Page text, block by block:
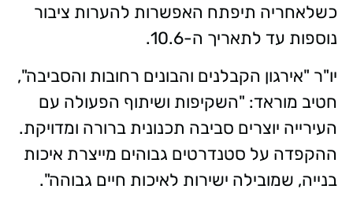
כשלאחריה תיפתח האפשרות להערות ציבור
נוספות עד לתאריך ה-10.6.
יו"ר "אירגון הקבלנים והבונים רחובות והסביבה",
חטיב מוראד: "השקיפות ושיתוף הפעולה עם
העירייה יוצרים סביבה תכנונית ברורה ומדויקת.
ההקפדה על סטנדרטים גבוהים מייצרת איכות
בנייה, שמובילה ישירות לאיכות חיים גבוהה".